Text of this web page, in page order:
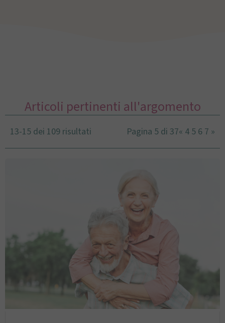
Articoli pertinenti all'argomento
13-15 dei 109 risultati Pagina 5 di 37« 4 5 6 7 »